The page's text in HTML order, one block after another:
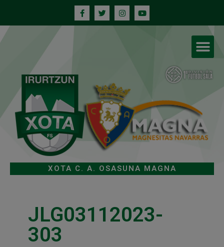
XOTA C. A. OSASUNA MAGNA
JLG03112023-
303